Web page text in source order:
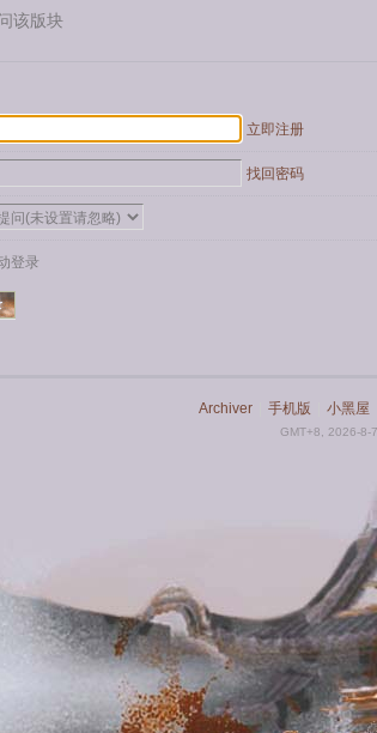
该版块
立即注册
找回密码
登录
Archiver 手机版 小黑屋
GMT+8, 2026-8-